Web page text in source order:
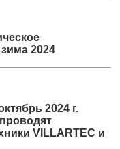
2024
2024 г.
VILLARTEC и